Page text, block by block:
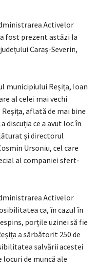
Activelor
fost prezent astăzi la
Caraș-Severin,
municipiului Reșița, Ioan
al celei mai vechi
aflată de mai bine
discuția ce a avut loc în
și directorul
Ursoniu, cel care
al companiei sfert-
Activelor
ca, în cazul în
porțile uzinei să fie
a sărbătorit 250 de
salvării acestei
de muncă ale